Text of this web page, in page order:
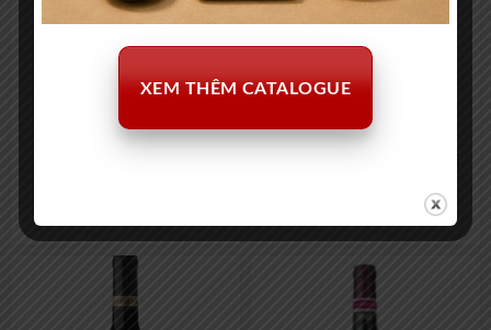
XEM THÊM CATALOGUE